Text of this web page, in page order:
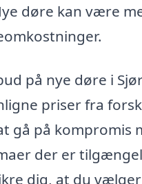
døre kan være
på nye døre i
priser fra
gå på kompromis
der er
dig, at du